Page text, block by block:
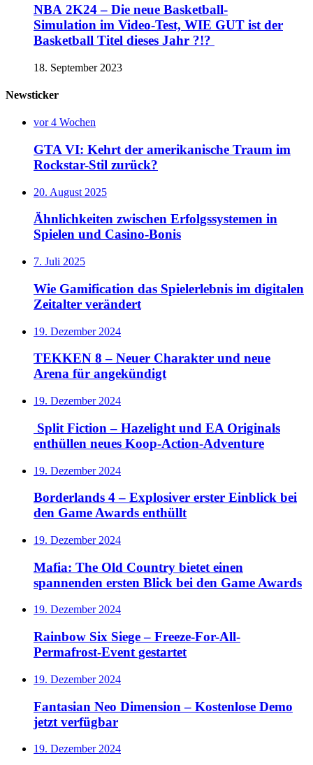
NBA 2K24 – Die neue Basketball-
Simulation im Video-Test, WIE GUT ist der
Basketball Titel dieses Jahr ?!?
18. September 2023
Newsticker
vor 4 Wochen
GTA VI: Kehrt der amerikanische Traum im
Rockstar-Stil zurück?
20. August 2025
Ähnlichkeiten zwischen Erfolgssystemen in
Spielen und Casino‑Bonis
7. Juli 2025
Wie Gamification das Spielerlebnis im digitalen
Zeitalter verändert
19. Dezember 2024
TEKKEN 8 – Neuer Charakter und neue
Arena für angekündigt
19. Dezember 2024
Split Fiction – Hazelight und EA Originals
enthüllen neues Koop-Action-Adventure
19. Dezember 2024
Borderlands 4 – Explosiver erster Einblick bei
den Game Awards enthüllt
19. Dezember 2024
Mafia: The Old Country bietet einen
spannenden ersten Blick bei den Game Awards
19. Dezember 2024
Rainbow Six Siege – Freeze-For-All-
Permafrost-Event gestartet
19. Dezember 2024
Fantasian Neo Dimension – Kostenlose Demo
jetzt verfügbar
19. Dezember 2024